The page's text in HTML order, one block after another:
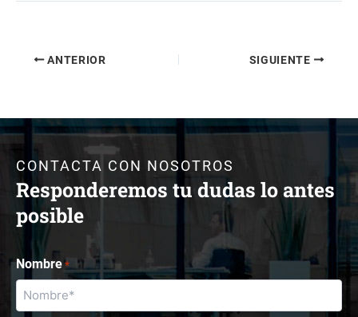
ANTERIOR SIGUIENTE
CONTACTA CON NOSOTROS
Responderemos tu dudas lo antes
posible
Nombre *